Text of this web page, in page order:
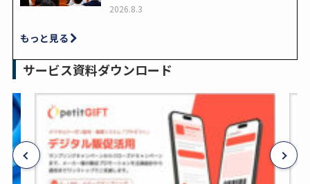
2026.8.3
もっと見る
サービス資料ダウンロード